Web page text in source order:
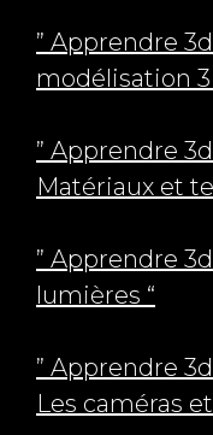
” Apprendre
modélisation
” Apprendre
Matériaux et
” Apprendre
lumières “
” Apprendre
Les caméras